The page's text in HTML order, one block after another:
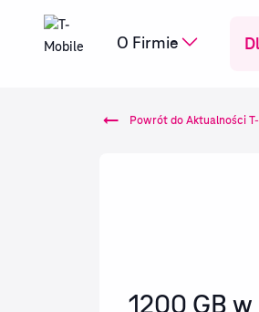
O Firmie
Powrót do Aktualności